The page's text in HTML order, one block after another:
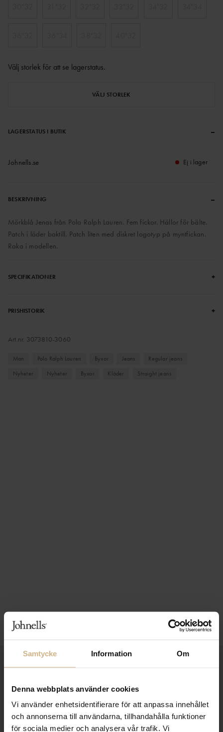
Samtycke Information Om
Denna webbplats använder cookies
Vi använder enhetsidentifierare för att anpassa innehållet
och annonserna till användarna, tillhandahålla funktioner
för sociala medier och analysera vår trafik. Vi
Välj storlek för att se lagerstatus.
VÄLJ STORLEK
LAGERSTATUS I BUTIK –
Johnells.se Ej i lager
BESKRIVNING –
Mörkblå Jenas från Polo Ralph Lauren. Fem fickor. Hällor för bälte.
Patch i läder baktill. Patch liten med diskret logotyp på myntfickan.
Raka i modellen.
SPECIFIKATIONER +
PRISHISTORIK +
Art.nr. 3073810-3060
Man Polo Ralph Lauren Byxor Jeans
Regular jeans
Nyheter
Nyheter Byxor Kläder Straight jeans
SAMLA BONUS I KUNDKLUBBEN